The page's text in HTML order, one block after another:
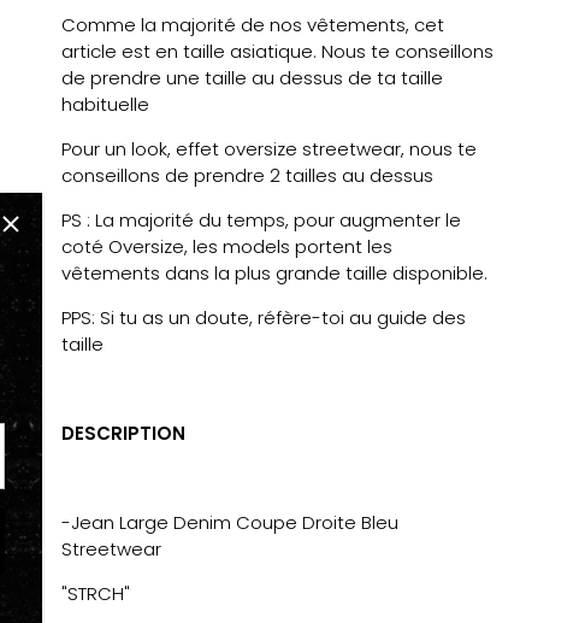
Comme la majorité de nos vêtements, cet
article est en taille asiatique. Nous te conseillons
de prendre une taille au dessus de ta taille
habituelle
Pour un look, effet oversize streetwear, nous te
conseillons de prendre 2 tailles au dessus
PS : La majorité du temps, pour augmenter le
coté Oversize, les models portent les
vêtements dans la plus grande taille disponible.
PPS: Si tu as un doute, réfère-toi au guide des
taille
DESCRIPTION
-Jean Large Denim Coupe Droite Bleu
Streetwear
"STRCH"